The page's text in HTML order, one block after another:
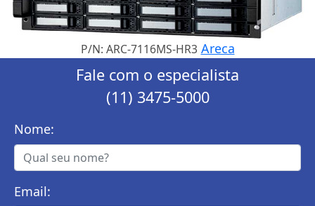
P/N: ARC-7116MS-HR3 Areca
Fale com o especialista
(11) 3475-5000
Nome:
Email: